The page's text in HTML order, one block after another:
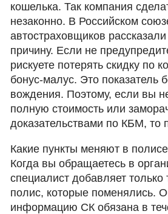
кошелька. Так компания
незаконно. В Российском
автостраховщиков
причину. Если не
рискуете потерять скидку по
бонус-малус. Это показатель
вождения. Поэтому, если вы
полную стоимость или
доказательствами по КБМ, то
Какие пункты меняют в
Когда вы обращаетесь в
специалист добавляет только
полис, которые поменялись.
информацию СК обязана в